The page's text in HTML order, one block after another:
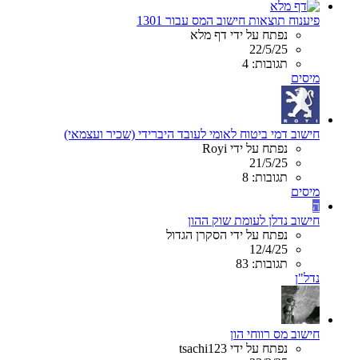
פיענוח תוצאות חישוב המס עבור 1301
נפתח על ידי דף מלא
22/5/25
תגובות: 4
מיסים
חישוב דמי ביטוח לאומי לעובד היברידי (שכיר ועצמאי)
נפתח על ידי Royi
21/5/25
תגובות: 8
מיסים
ה
חישוב נדלן לעומת שוק ההון
נפתח על ידי הסקרן הגדול
12/4/25
תגובות: 83
נדל"ן
חישוב מס רווחי הון
נפתח על ידי tsachi123